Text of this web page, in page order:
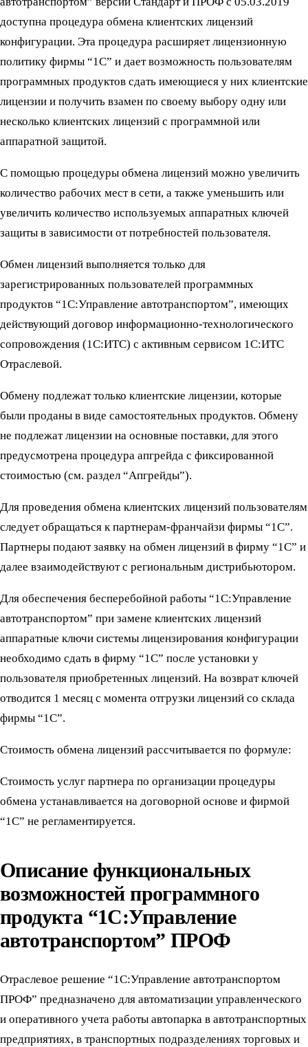
доступна процедура обмена клиентских лицензий
конфигурации. Эта процедура расширяет лицензионную
политику фирмы “1С” и дает возможность пользователям
программных продуктов сдать имеющиеся у них клиентские
лицензии и получить взамен по своему выбору одну или
несколько клиентских лицензий с программной или
аппаратной защитой.
С помощью процедуры обмена лицензий можно увеличить
количество рабочих мест в сети, а также уменьшить или
увеличить количество используемых аппаратных ключей
защиты в зависимости от потребностей пользователя.
Обмен лицензий выполняется только для
зарегистрированных пользователей программных
продуктов “1С:Управление автотранспортом”, имеющих
действующий договор информационно-технологического
сопровождения (1С:ИТС) с активным сервисом 1С:ИТС
Отраслевой.
Обмену подлежат только клиентские лицензии, которые
были проданы в виде самостоятельных продуктов. Обмену
не подлежат лицензии на основные поставки, для этого
предусмотрена процедура апгрейда с фиксированной
стоимостью (см. раздел “Апгрейды”).
Для проведения обмена клиентских лицензий пользователям
следует обращаться к партнерам-франчайзи фирмы “1С”.
Партнеры подают заявку на обмен лицензий в фирму “1С” и
далее взаимодействуют с региональным дистрибьютором.
Для обеспечения бесперебойной работы “1С:Управление
автотранспортом” при замене клиентских лицензий
аппаратные ключи системы лицензирования конфигурации
необходимо сдать в фирму “1С” после установки у
пользователя приобретенных лицензий. На возврат ключей
отводится 1 месяц с момента отгрузки лицензий со склада
фирмы “1С”.
Стоимость обмена лицензий рассчитывается по формуле:
Стоимость услуг партнера по организации процедуры
обмена устанавливается на договорной основе и фирмой
“1С” не регламентируется.
Описание функциональных
возможностей программного
продукта “1С:Управление
автотранспортом” ПРОФ
Отраслевое решение “1С:Управление автотранспортом
ПРОФ” предназначено для автоматизации управленческого
и оперативного учета работы автопарка в автотранспортных
предприятиях, в транспортных подразделениях торговых и